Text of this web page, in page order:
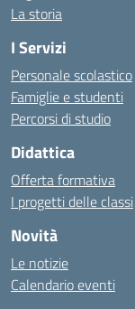
La storia
I Servizi
Personale scolastico
Famiglie e studenti
Percorsi di studio
Didattica
Offerta formativa
I progetti delle classi
Novità
Le notizie
Calendario eventi